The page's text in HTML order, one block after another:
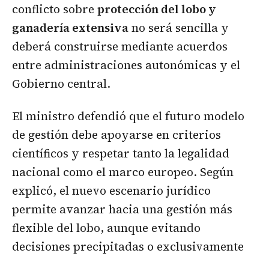
conflicto sobre protección del lobo y
ganadería extensivano será sencilla y
deberá construirse mediante acuerdos
entre administraciones autonómicas y el
Gobierno central.
El ministro defendió que el futuro modelo
de gestión debe apoyarse en criterios
científicos y respetar tanto la legalidad
nacional como el marco europeo. Según
explicó, el nuevo escenario jurídico
permite avanzar hacia una gestión más
flexible del lobo, aunque evitando
decisiones precipitadas o exclusivamente